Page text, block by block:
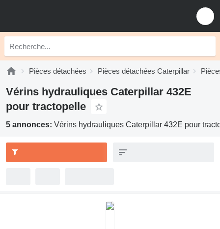
Pièces détachées Pièces détachées Caterpillar
Vérins hydrauliques Caterpillar 432E
pour tractopelle
5 annonces: Vérins hydrauliques Caterpillar 432E pour